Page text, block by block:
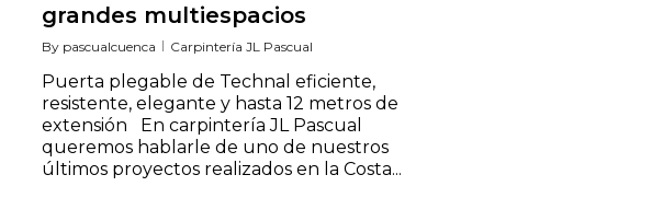
grandes multiespacios
By pascualcuenca Carpintería JL Pascual
Puerta plegable de Technal eficiente,
resistente, elegante y hasta 12 metros de
extensión En carpintería JL Pascual
queremos hablarle de uno de nuestros
últimos proyectos realizados en la Costa...